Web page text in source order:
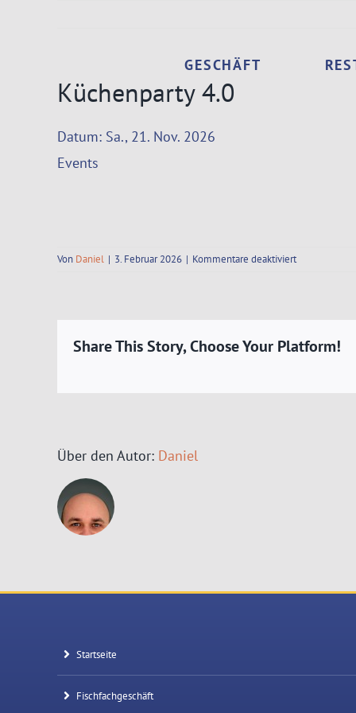
GESCHÄFT
Küchenparty 4.0
Datum: Sa., 21. Nov. 2026
Events
Von Daniel | 3. Februar 2026 | Kommentare deaktiviertfür
Share This Story, Choose Your Platform!
Über den Autor: Daniel
Startseite
Fischfachgeschäft